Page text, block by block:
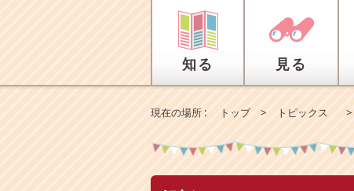
ー
ョ
を
キ
知る 見る
現在の場所 : トップ > トピックス >